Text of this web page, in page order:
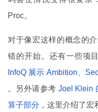
Proc。
对于像宏这样的概念的
错的开始。还有一些项
InfoQ 展示 Ambition、
。另外请参考 Joel Klein
算子部分 ，这里介绍了宏